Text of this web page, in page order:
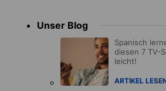
Unser Blog
Spanisch
diesen 7 TV-
leicht!
ARTIKEL